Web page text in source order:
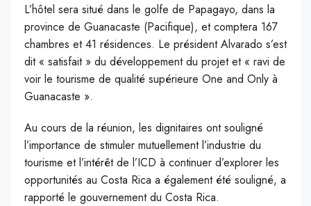
L’hôtel sera situé dans le golfe de Papagayo, dans la
province de Guanacaste (Pacifique), et comptera 167
chambres et 41 résidences. Le président Alvarado s’est
dit « satisfait » du développement du projet et « ravi de
voir le tourisme de qualité supérieure One and Only à
Guanacaste ».
Au cours de la réunion, les dignitaires ont souligné
l’importance de stimuler mutuellement l’industrie du
tourisme et l’intérêt de l’ICD à continuer d’explorer les
opportunités au Costa Rica a également été souligné, a
rapporté le gouvernement du Costa Rica.